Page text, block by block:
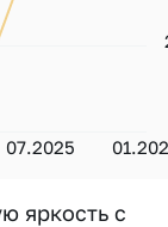
07.2025
яркость с